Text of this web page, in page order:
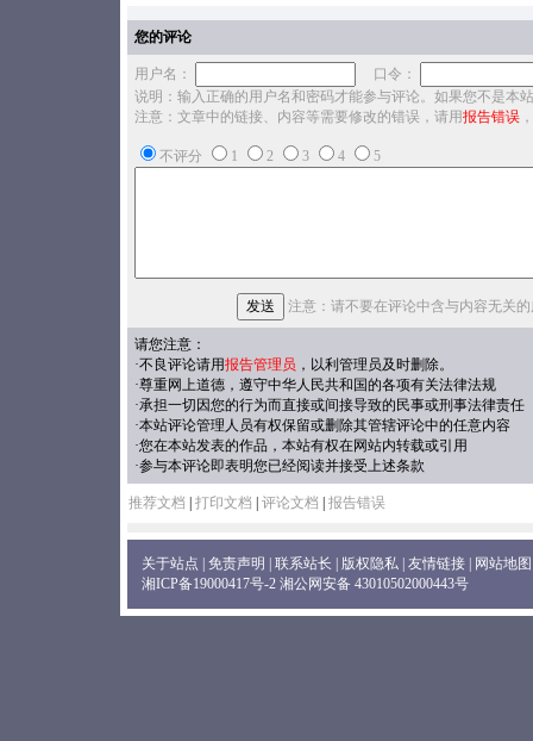
您的评论
用户名：
口令：
说明：输入正确的用户名和密码才能参与评论。如果您不是本
注意：文章中的链接、内容等需要修改的错误，请用报告错误
不评分 1 2 3 4 5
注意：请不要在评论中含与内容无关
请您注意：
·不良评论请用报告管理员 ，以利管理员及时删除。
·尊重网上道德，遵守中华人民共和国的各项有关法律法规
·承担一切因您的行为而直接或间接导致的民事或刑事法律责任
·本站评论管理人员有权保留或删除其管辖评论中的任意内容
·您在本站发表的作品，本站有权在网站内转载或引用
·参与本评论即表明您已经阅读并接受上述条款
推荐文档 打印文档 评论文档 报告错误
关于站点 免责声明 联系站长 版权隐私 友情链接
网站地图
湘ICP备19000417号-2 湘公网安备 43010502000443号